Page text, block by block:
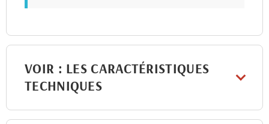
VOIR : LES CARACTÉRISTIQUES
TECHNIQUES